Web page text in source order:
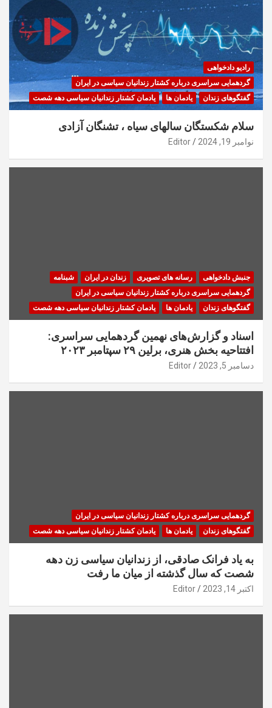
رادیو دادخواهی
گردهمایی سراسری درباره کشتار زندانیان سیاسی در ایران
گفتگوهای زندان
یادمان ها یادمان کشتار زندانیان سیاسی دهه شصت
سلام شکستگان سالهای سیاه ، تشنگان آزادی
نوامبر 19, 2024 Editor
جنبش دادخواهی رسانه های تصویری زندان در ایران
شبنامه
گردهمایی سراسری درباره کشتار زندانیان سیاسی در ایران
گفتگوهای زندان
یادمان ها یادمان کشتار زندانیان سیاسی دهه شصت
اسناد و گزارش‌های نهمین گردهمایی سراسری:
افتتاحیه بخش هنری، برلین ۲۹ سپتامبر ۲۰۲۳
دسامبر 5, 2023 Editor
گردهمایی سراسری درباره کشتار زندانیان سیاسی در ایران
گفتگوهای زندان
یادمان ها یادمان کشتار زندانیان سیاسی دهه شصت
به یاد فرانک صادقی، از زندانیان سیاسی زن دهه
شصت که سال گذشته از میان ما رفت
اکتبر 14, 2023 Editor